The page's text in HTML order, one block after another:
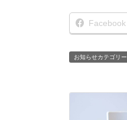
Facebook
お知らせカテゴリー